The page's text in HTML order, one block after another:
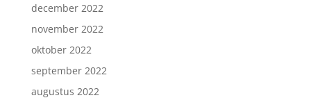
december 2022
november 2022
oktober 2022
september 2022
augustus 2022